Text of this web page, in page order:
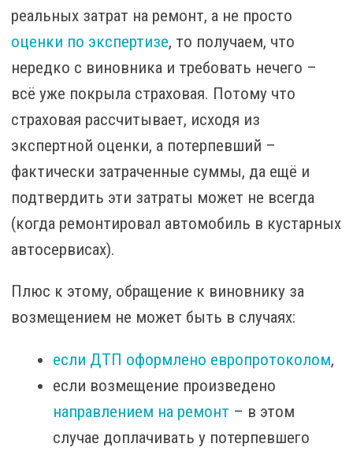
реальных затрат на ремонт, а не просто
оценки по экспертизе, то получаем, что
нередко с виновника и требовать нечего –
всё уже покрыла страховая. Потому что
страховая рассчитывает, исходя из
экспертной оценки, а потерпевший –
фактически затраченные суммы, да ещё и
подтвердить эти затраты может не всегда
(когда ремонтировал автомобиль в кустарных
автосервисах).
Плюс к этому, обращение к виновнику за
возмещением не может быть в случаях:
если ДТП оформлено европротоколом,
если возмещение произведено
направлением на ремонт – в этом
случае доплачивать у потерпевшего